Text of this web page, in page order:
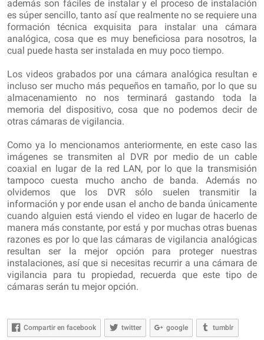
además son fáciles de instalar y el proceso de instalación
es súper sencillo, tanto así que realmente no se requiere una
formación técnica exquisita para instalar una cámara
analógica, cosa que es muy beneficiosa para nosotros, la
cual puede hasta ser instalada en muy poco tiempo.
Los videos grabados por una cámara analógica resultan e
incluso ser mucho más pequeños en tamaño, por lo que su
almacenamiento no nos terminará gastando toda la
memoria del dispositivo, cosa que no podemos decir de
otras cámaras de vigilancia.
Como ya lo mencionamos anteriormente, en este caso las
imágenes se transmiten al DVR por medio de un cable
coaxial en lugar de la red LAN, por lo que la transmisión
tampoco cuesta mucho ancho de banda. Además no
olvidemos que los DVR sólo suelen transmitir la
información y por ende usan el ancho de banda únicamente
cuando alguien está viendo el video en lugar de hacerlo de
manera más constante, por está y por muchas otras buenas
razones es por lo que las cámaras de vigilancia analógicas
resultan ser la mejor opción para proteger nuestras
instalaciones, así que si necesitas recurrir a una cámara de
vigilancia para tu propiedad, recuerda que este tipo de
cámaras serán tu mejor opción.
Compartir en facebook twitter google tumblr